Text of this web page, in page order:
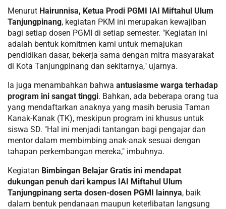
Menurut Hairunnisa, Ketua Prodi PGMI IAI Miftahul Ulum
Tanjungpinang, kegiatan PKM ini merupakan kewajiban
bagi setiap dosen PGMI di setiap semester. "Kegiatan ini
adalah bentuk komitmen kami untuk memajukan
pendidikan dasar, bekerja sama dengan mitra masyarakat
di Kota Tanjungpinang dan sekitarnya," ujarnya.
Ia juga menambahkan bahwa antusiasme warga terhadap
program ini sangat tinggi. Bahkan, ada beberapa orang tua
yang mendaftarkan anaknya yang masih berusia Taman
Kanak-Kanak (TK), meskipun program ini khusus untuk
siswa SD. "Hal ini menjadi tantangan bagi pengajar dan
mentor dalam membimbing anak-anak sesuai dengan
tahapan perkembangan mereka," imbuhnya.
Kegiatan Bimbingan Belajar Gratis ini mendapat
dukungan penuh dari kampus IAI Miftahul Ulum
Tanjungpinang serta dosen-dosen PGMI lainnya, baik
dalam bentuk pendanaan maupun keterlibatan langsung